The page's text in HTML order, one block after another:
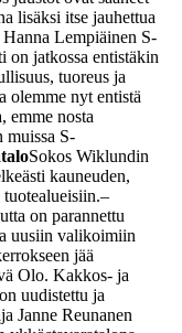
lisäksi itse jauhettua
Lempiäinen S-
on jatkossa entistäkin
tuoreus ja
olemme nyt entistä
emme nosta
muissa S-
Sokos Wiklundin
kauneuden,
–
on parannettu
uusiin valikoimiin
jää
Olo. Kakkos- ja
uudistettu ja
Janne Reunanen